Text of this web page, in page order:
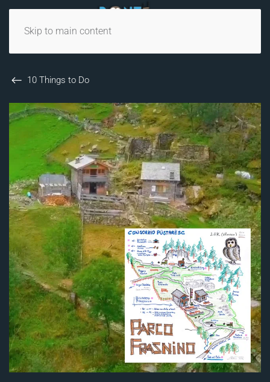
Skip to main content
10 Things to Do